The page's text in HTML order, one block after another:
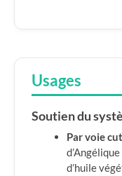
Usages
Soutien du
Par voie
d’huile